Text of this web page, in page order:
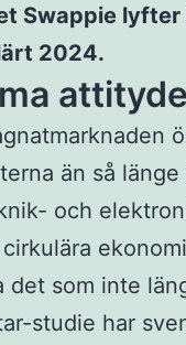
Swappie lyfter
2024.
än så
och
det som inte
studie har